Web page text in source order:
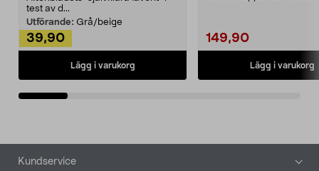
test av d...
Utförande: Grå/beige
39,90
Lägg i varukorg
149,90
Lägg i varukorg
Sidfot
Kundservice